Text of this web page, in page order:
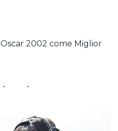
2002 come Miglior